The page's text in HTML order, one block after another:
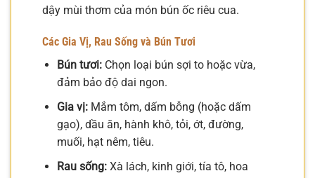
dậy mùi thơm của món bún ốc riêu cua.
Các Gia Vị, Rau Sống và Bún Tươi
Bún tươi:Chọn loại bún sợi to hoặc vừa,
đảm bảo độ dai ngon.
Gia vị:Mắm tôm, dấm bỗng (hoặc dấm
gạo), dầu ăn, hành khô, tỏi, ớt, đường,
muối, hạt nêm, tiêu.
Rau sống:Xà lách, kinh giới, tía tô, hoa